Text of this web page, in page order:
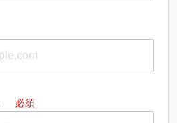
必須